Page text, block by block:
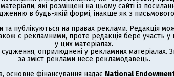
матеріали, які розміщені на цьому сайті із
в будь-якій формі, інакше як з письмового
та публікуються на правах реклами. Редакція
є рекламними, проте редакція бере участь у
у цих матеріалах.
оприлюднені у рекламних матеріалах.
за зміст реклами несе рекламодавець.
основне фінансування надає National